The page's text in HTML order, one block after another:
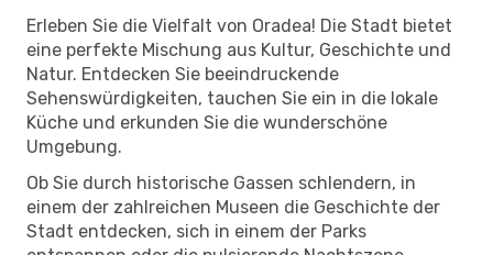
Erleben Sie die Vielfalt von Oradea! Die Stadt bietet
eine perfekte Mischung aus Kultur, Geschichte und
Natur. Entdecken Sie beeindruckende
Sehenswürdigkeiten, tauchen Sie ein in die lokale
Küche und erkunden Sie die wunderschöne
Umgebung.
Ob Sie durch historische Gassen schlendern, in
einem der zahlreichen Museen die Geschichte der
Stadt entdecken, sich in einem der Parks